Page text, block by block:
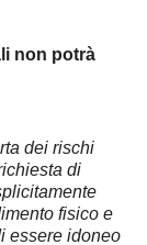
non potrà
dei rischi
di
fisico e
essere idoneo